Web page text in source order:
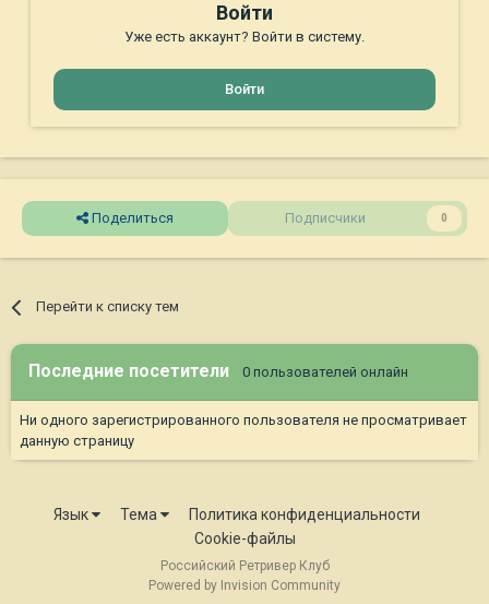
Войти
Уже есть аккаунт? Войти в систему.
Войти
Поделиться Подписчики 0
Перейти к списку тем
Последние посетители 0 пользователей онлайн
Ни одного зарегистрированного пользователя не просматривает
данную страницу
Язык Тема
Политика конфиденциальности
Cookie-файлы
Российский Ретривер Клуб
Powered by Invision Community